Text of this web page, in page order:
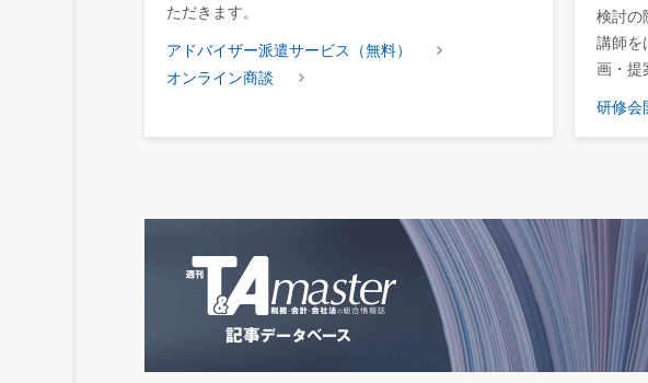
ただきます。
アドバイザー派遣サービス（無料）
オンライン商談
検討の
講師を
画・提
研修会